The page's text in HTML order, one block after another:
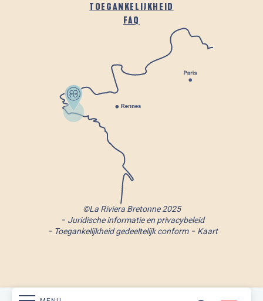
TOEGANKELIJKHEID
FAQ
©La Riviera Bretonne 2025
Juridische informatie en privacybeleid
Toegankelijkheid gedeeltelijk conform
Kaart